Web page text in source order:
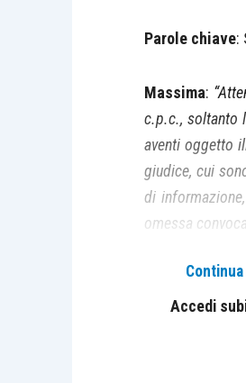
Parole chiave:
Massima:
c.p.c., soltanto
aventi oggetto
giudice, cui
di
omessa
Disposizioni
La Corte di
Accedi